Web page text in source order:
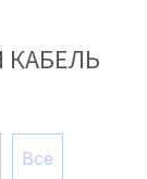
КАБЕЛЬ
Все